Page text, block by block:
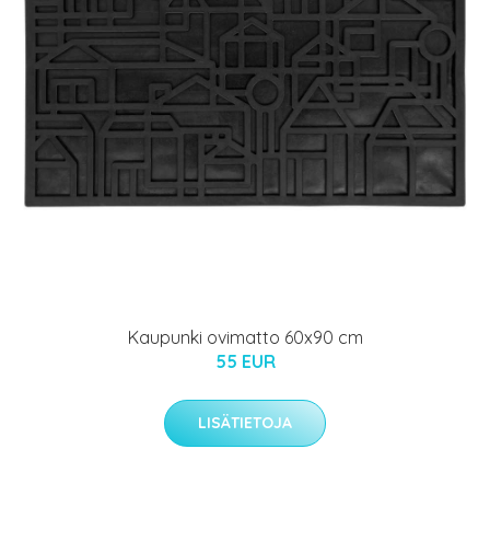
Kaupunki ovimatto 60x90 cm
55 EUR
LISÄTIETOJA